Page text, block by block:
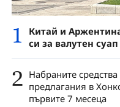
1
Китай и
си за валутен суап
2 Набраните
предлагания в
първите 7 месеца